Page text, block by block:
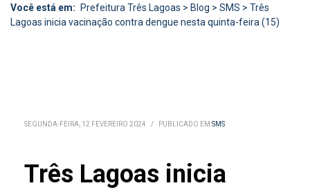
Você está em: Prefeitura Três Lagoas > Blog > SMS > Três
Lagoas inicia vacinação contra dengue nesta quinta-feira (15)
SEGUNDA-FEIRA, 12 FEVEREIRO 2024 / PUBLICADO EM SMS
Três Lagoas inicia